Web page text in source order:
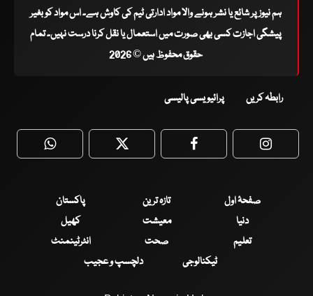
ہم نیوز پر شائع یا نشر ہونے والا مواد ادارتی ٹیم کی کاوش ہے۔ اس مواد کو بغیر
پیشگی اجازت کسی بھی صورت میں استعمال یا نقل کرنا درست نہیں۔ تمام
حقوق محفوظ ہیں © 2026
رابطہ کریں پرائیویسی پالیسی
WhatsApp Twitter Facebook
صفحۂ اول تازہ ترین
پاکستان
دنیا
معیشت
کھیل
تعلیم
صحت
انٹرٹینمنٹ
ٹیکنالوجی
دلچسپ و عجیب